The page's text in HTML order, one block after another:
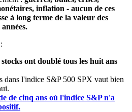
inflation - aucun de ces
à long terme de la valeur des
ont doublé tous les huit ans
dans l'indice S&P 500 SPX vaut bien
de cinq ans où l'indice S&P n'a